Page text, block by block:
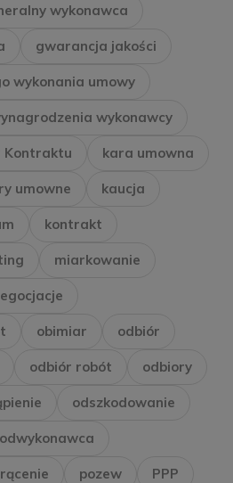
wykonawca
gwarancja jakości
wykonania umowy
wykonawcy
Kontraktu kara umowna
umowne kaucja
kontrakt
miarkowanie
obimiar odbiór
odbiór robót odbiory
odszkodowanie
pozew PPP